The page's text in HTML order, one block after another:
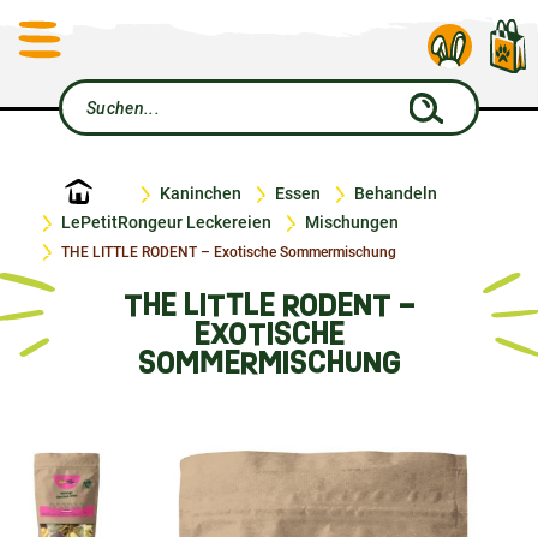
Startseite Kaninchen Essen
Behandeln
LePetitRongeur Leckereien
Mischungen
THE LITTLE RODENT – Exotische Sommermischung
THE LITTLE RODENT –
EXOTISCHE
SOMMERMISCHUNG